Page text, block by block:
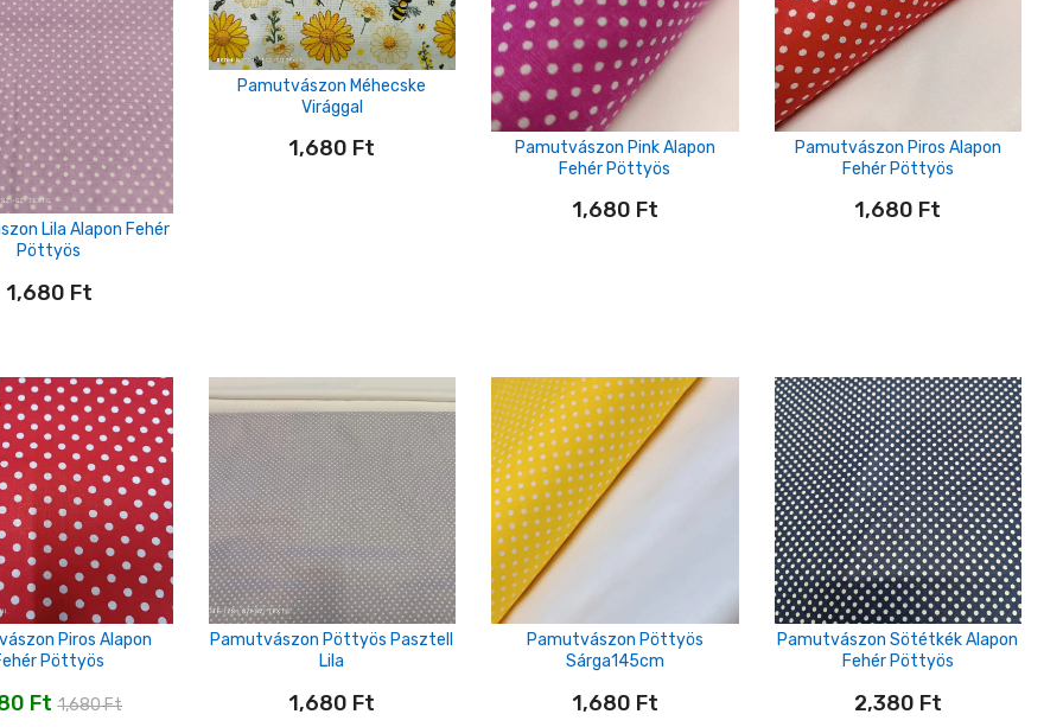
Lila Alapon Fehér
Pöttyös
1,680 Ft
Pamutvászon Méhecske
Virággal
1,680 Ft
Pamutvászon Pink Alapon
Fehér Pöttyös
1,680 Ft
Pamutvászon Piros Alapon
Fehér Pöttyös
1,680 Ft
Piros Alapon
Pöttyös
1,680Ft
Ft
Pamutvászon Pöttyös Pasztell
Lila
1,680 Ft
Pamutvászon Pöttyös
Sárga145cm
1,680 Ft
Pamutvászon Sötétkék Alapon
Fehér Pöttyös
2,380 Ft